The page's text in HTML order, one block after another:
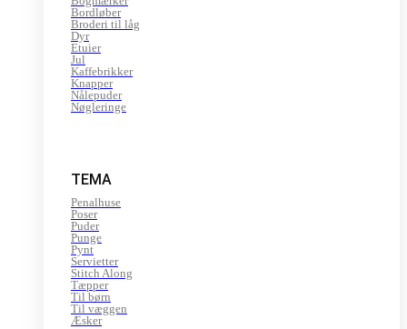
Bordløber
Broderi til låg
Dyr
Etuier
Jul
Kaffebrikker
Knapper
Nålepuder
Nøgleringe
TEMA
Penalhuse
Poser
Puder
Punge
Pynt
Servietter
Stitch Along
Tæpper
Til børn
Til væggen
Æsker